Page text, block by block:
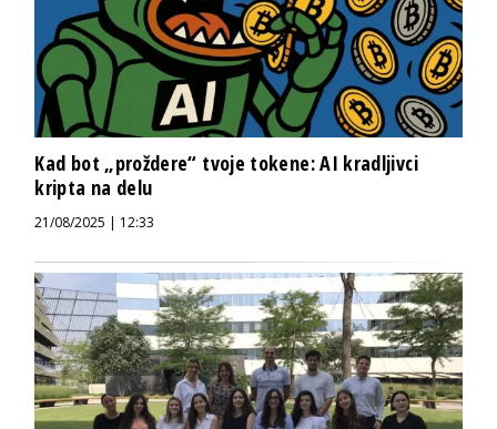
Kad bot „proždere“ tvoje tokene: AI kradljivci
kripta na delu
21/08/2025 | 12:33